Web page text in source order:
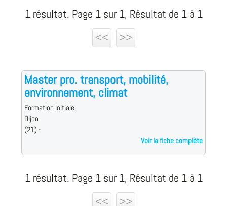
1 résultat. Page 1 sur 1, Résultat de 1 à 1
<<
>>
Master pro. transport, mobilité,
environnement, climat
Formation initiale
Dijon
(21) -
Voir la fiche complète
1 résultat. Page 1 sur 1, Résultat de 1 à 1
<<
>>